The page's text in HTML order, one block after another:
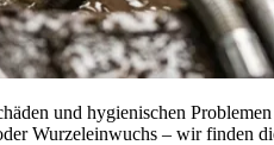
und hygienischen
Wurzeleinwuchs – wir finden